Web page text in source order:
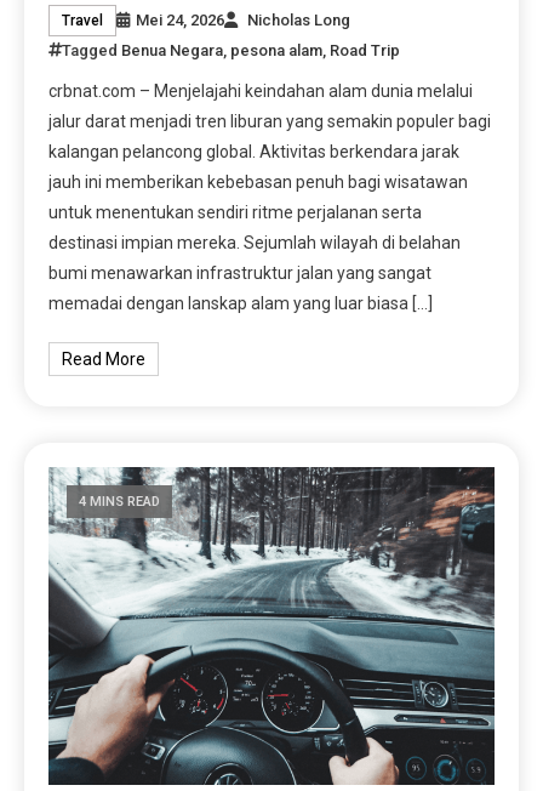
Travel Mei 24, 2026
Nicholas Long
Tagged Benua Negara pesona alam Road Trip
crbnat.com – Menjelajahi keindahan alam dunia melalui
jalur darat menjadi tren liburan yang semakin populer bagi
kalangan pelancong global. Aktivitas berkendara jarak
jauh ini memberikan kebebasan penuh bagi wisatawan
untuk menentukan sendiri ritme perjalanan serta
destinasi impian mereka. Sejumlah wilayah di belahan
bumi menawarkan infrastruktur jalan yang sangat
memadai dengan lanskap alam yang luar biasa […]
Read More
4 MINS READ